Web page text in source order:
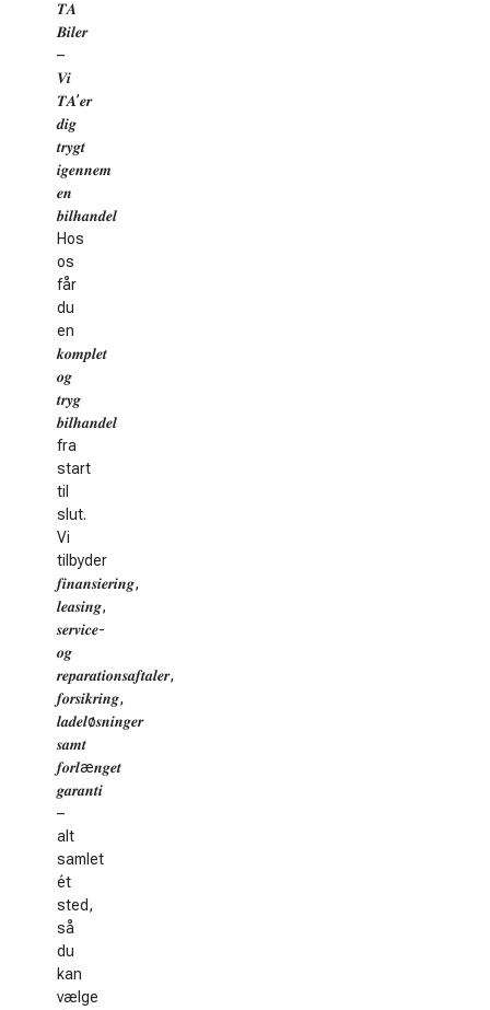
𝑻𝑨
𝑩𝒊𝒍𝒆𝒓
–
𝑽𝒊
𝑻𝑨’𝒆𝒓
𝒅𝒊𝒈
𝒕𝒓𝒚𝒈𝒕
𝒊𝒈𝒆𝒏𝒏𝒆𝒎
𝒆𝒏
𝒃𝒊𝒍𝒉𝒂𝒏𝒅𝒆𝒍
Hos
os
får
du
en
𝒌𝒐𝒎𝒑𝒍𝒆𝒕
𝒐𝒈
𝒕𝒓𝒚𝒈
𝒃𝒊𝒍𝒉𝒂𝒏𝒅𝒆𝒍
fra
start
til
slut.
Vi
tilbyder
𝒇𝒊𝒏𝒂𝒏𝒔𝒊𝒆𝒓𝒊𝒏𝒈,
𝒍𝒆𝒂𝒔𝒊𝒏𝒈,
𝒔𝒆𝒓𝒗𝒊𝒄𝒆-
𝒐𝒈
𝒓𝒆𝒑𝒂𝒓𝒂𝒕𝒊𝒐𝒏𝒔𝒂𝒇𝒕𝒂𝒍𝒆𝒓,
𝒇𝒐𝒓𝒔𝒊𝒌𝒓𝒊𝒏𝒈,
𝒍𝒂𝒅𝒆𝒍ø𝒔𝒏𝒊𝒏𝒈𝒆𝒓
𝒔𝒂𝒎𝒕
𝒇𝒐𝒓𝒍æ𝒏𝒈𝒆𝒕
𝒈𝒂𝒓𝒂𝒏𝒕𝒊
–
alt
samlet
ét
sted,
så
du
kan
vælge